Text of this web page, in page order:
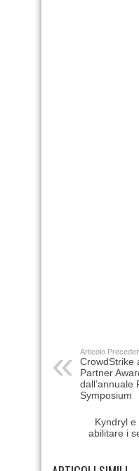
Articolo
CrowdStrike
Partner
dall’annuale
Symposium
Kyndryl
abilitare i